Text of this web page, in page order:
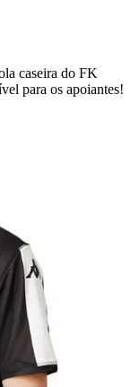
caseira do FK
para os apoiantes!